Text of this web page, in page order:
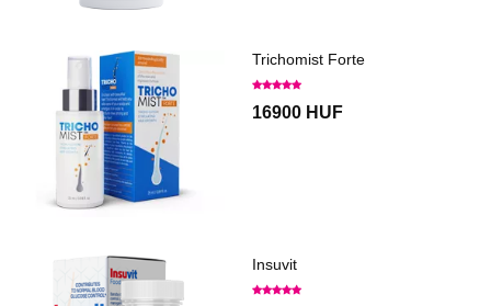
Trichomist Forte
16900 HUF
Insuvit